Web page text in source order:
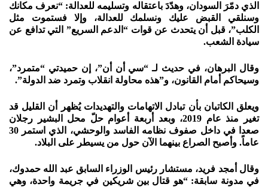
الذي دمّرَ السودان، وهدّدَ باعتقاله وتسليمه للعدالة: “نعرف مكانك
وسنلقي القبض عليك ونسلمك للعدالة، وإلا فستموت مثل
الكلب”، قبل أن يتحدث عن قوات “الدعم السريع” التي تدافع عن
سيادة الشعب.
وقال البرهان، في حديث لـ “سي أن أن”، إن حميدتي “متمرد”،
وسيحاكم أمام القانون، و”هذه محاولة انقلاب وتمرد ضد الدولة”.
ويعلق الكاتبان بأن تبادل الاتهامات والتهديدات يُظهر أن القليل قد
تغير منذ عام 2019، وبعد أربعة أعوام حلّ محل البشير رجلان
صعدا في داخل صفوف نظامه الفاسد والوحشي، الذي استمر 30
عاماً. وأصبح الصراع بينهما الآن حول من يسيطر على البلاد.
وقال أمجد فريد، مستشار رئيس الوزراء السابق عبد الله حمدوك،
في مدونة سابقة: “هو قتال بين شريكين في جريمة واحدة، وهي